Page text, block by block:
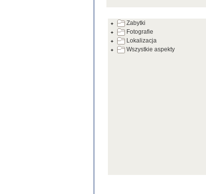
Kartoteka Warsztatów
Kartoteka Zabytków
Zabytki
Fotografie
Lokalizacja
Wszystkie aspekty